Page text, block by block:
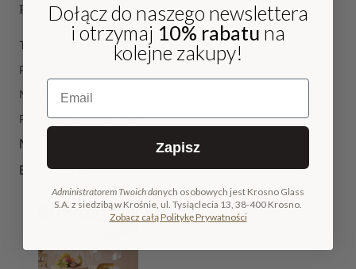
Produkty
Typ Produktu
Przeznaczenie
Nasze marki
Produkty rzemieślnicze
Nowości
Bestsellery
Dołącz do naszego newslettera
i otrzymaj 10% rabatu na
kolejne zakupy!
Email
Zapisz
Administratorem Twoich danych osobowych jest Krosno Glass
S.A. z siedzibą w Krośnie, ul. Tysiąclecia 13, 38-400 Krosno.
Zobacz całą Politykę Prywatności